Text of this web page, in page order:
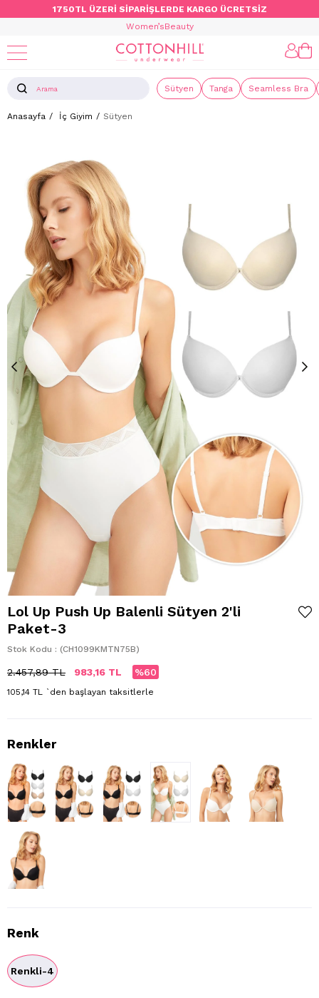
1750TL ÜZERİ SİPARİŞLERDE KARGO ÜCRETSİZ
Women’sBeauty
Sütyen Tanga Seamless Bra
Anasayfa İç Giyim Sütyen
Lol Up Push Up Balenli Sütyen 2'li
Paket-3
Stok Kodu (CH1099KMTN75B)
2.457,89 TL 983,16 TL 60
105,14 TL `den başlayan taksitlerle
Renk
Renkli-4